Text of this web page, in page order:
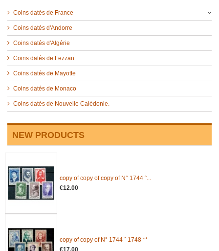
Coins datés de France
Coins datés d'Andorre
Coins datés d'Algérie
Coins datés de Fezzan
Coins datés de Mayotte
Coins datés de Monaco
Coins datés de Nouvelle Calédonie.
NEW PRODUCTS
copy of copy of copy of N° 1744 ˆ...
€12.00
copy of copy of N° 1744 ˆ 1748 **
€17.00